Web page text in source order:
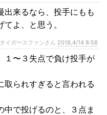
出来るなら、投手にもも
よ、と思う。
イガースファンさん 2018,4/14 8:58
１〜３失点で負け投手が
取られすぎると言われる
中で投げるのと、３点ま